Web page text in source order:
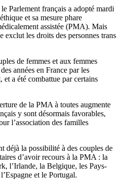
Parlement français a adopté mardi
et sa mesure phare
assistée (PMA). Mais
les droits des personnes trans
de femmes et aux femmes
années en France par les
a été combattue par certains
de la PMA à toutes augmente
y sont désormais favorables,
l’association des familles
déjà la possibilité à des couples de
d’avoir recours à la PMA : la
l’Irlande, la Belgique, les Pays-
et le Portugal.